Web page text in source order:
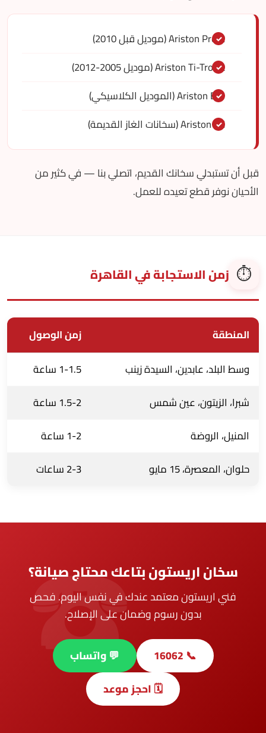
Ariston Pro R (موديل قبل 2010)
Ariston Ti-Tronic (موديل 2005-2012)
Ariston Eco (الموديل الكلاسيكي)
Ariston SG (سخانات الغاز القديمة)
قبل أن تستبدلي سخانك القديم، اتصلي بنا — في كثير من
الأحيان نوفر قطع تعيده للعمل.
⏱️ زمن الاستجابة في القاهرة
المنطقة
زمن الوصول
وسط البلد، عابدين، السيدة زينب
1-1.5 ساعة
شبرا، الزيتون، عين شمس
1.5-2 ساعة
المنيل، الروضة
1-2 ساعة
حلوان، المعصرة، 15 مايو
2-3 ساعات
سخان اريستون بتاعك محتاج صيانة؟
فني اريستون معتمد عندك في نفس اليوم. فحص
بدون رسوم وضمان على الإصلاح.
📞 16062
💬 واتساب
🗓️ احجز موعد